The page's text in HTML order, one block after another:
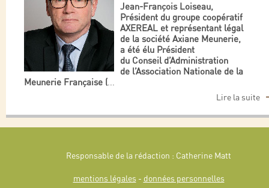
Jean-François Loiseau,
Président du groupe coopératif
AXEREAL et représentant légal
de la société Axiane Meunerie,
a été élu Président
du Conseil d’Administration
de l’Association Nationale de la
Meunerie Française (...
Lire la suite
Responsable de la rédaction : Catherine Matt
mentions légales - données personnelles